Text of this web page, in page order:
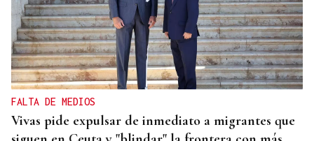
FALTA DE MEDIOS
Vivas pide expulsar de inmediato a migrantes que